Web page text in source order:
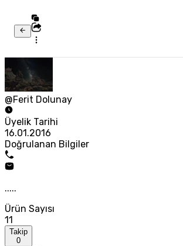
@Ferit Dolunay
Üyelik Tarihi
16.01.2016
Doğrulanan Bilgiler
.....
Ürün Sayısı
11
Takip
0